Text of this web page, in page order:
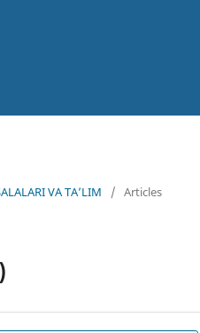
VA TA’LIM / Articles